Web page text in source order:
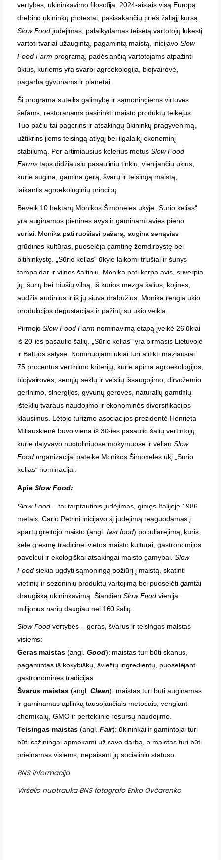
vertybės, ūkininkavimo filosofija. 2024-aisiais visą Europą
drebino ūkininkų protestai, pasisakančių prieš žaliąjį kursą.
Slow Foodjudėjimas, palaikydamas teisėtą vartotojų lūkestį
vartoti tvariai užaugintą, pagamintą maistą, inicijavo Slow
Food Farm programą, padėsiančią vartotojams atpažinti
ūkius, kuriems yra svarbi agroekologija, bioįvairovė,
pagarba gyvūnams ir planetai.
Ši programa suteiks galimybę ir sąmoningiems virtuvės
šefams, restoranams pasirinkti maisto produktų teikėjus.
Tuo pačiu tai pagerins ir atsakingų ūkininkų pragyvenimą,
užtikrins jiems teisingą atlygį bei ilgalaikį ekonominį
stabilumą. Per artimiausius kelerius metus Slow Food
Farmstaps didžiausiu pasauliniu tinklu, vienijančiu ūkius,
kurie augina, gamina gerą, švarų ir teisingą maistą,
laikantis agroekologinių principų.
Beveik 10 hektarų Monikos Šimonėlės ūkyje „Sūrio kelias“
yra auginamos pieninės avys ir gaminami avies pieno
sūriai. Monika pati ruošiasi pašarą, augina senąsias
grūdines kultūras, puoselėja gamtinę žemdirbystę bei
bitininkystę. „Sūrio kelias“ ūkyje laikomi triušiai ir šunys
tampa dar ir vilnos šaltiniu. Monika pati kerpa avis, suverpia
jų, šunų bei triušių vilną, iš kurios mezga šalius, kojines,
audžia audinius ir iš jų siuva drabužius. Monika rengia ūkio
produkcijos degustacijas ir pažintį su ūkio veikla.
Pirmojo Slow Food Farm nominavimą etapą įveikė 26 ūkiai
iš 20-ies pasaulio šalių. „Sūrio kelias“ yra pirmasis Lietuvoje
ir Baltijos šalyse. Nominuojami ūkiai turi atitikti mažiausiai
75 procentus vertinimo kriterijų, kurie apima agroekologijos,
bioįvairovės, senųjų sėklų ir veislių išsaugojimo, dirvožemio
gerinimo, sinergijos, gyvūnų gerovės, natūralių gamtinių
išteklių tvaraus naudojimo ir ekonominės diversifikacijos
klausimus. Lėtojo turizmo asociacijos prezidentė Henrieta
Miliauskienė buvo viena iš 30-ies pasaulio šalių vertintojų,
kurie dalyvavo nuotoliniuose mokymuose ir vėliau Slow
Foodorganizacijai pateikė Monikos Šimonėlės ūkį „Sūrio
kelias“ nominacijai.
Apie Slow Food:
Slow Food– tai tarptautinis judėjimas, gimęs Italijoje 1986
metais. Carlo Petrini inicijavo šį judėjimą reaguodamas į
spartų greitojo maisto (angl. fast food) populiarėjimą, kuris
kėlė grėsmę tradicinei vietos maisto kultūrai, gastronomijos
paveldui ir ekologiškai atsakingai maisto gamybai. Slow
Foodsiekia ugdyti sąmoningą požiūrį į maistą, skatinti
vietinių ir sezoninių produktų vartojimą bei puoselėti gamtai
draugišką ūkininkavimą. Šiandien Slow Foodvienija
milijonus narių daugiau nei 160 šalių.
Slow Foodvertybės – geras, švarus ir teisingas maistas
visiems:
Geras maistas(angl. Good): maistas turi būti skanus,
pagamintas iš kokybiškų, šviežių ingredientų, puoselėjant
gastronomines tradicijas.
Švarus maistas (angl. Clean): maistas turi būti auginamas
ir gaminamas aplinką tausojančiais metodais, vengiant
chemikalų, GMO ir perteklinio resursų naudojimo.
Teisingas maistas (angl. Fair): ūkininkai ir gamintojai turi
būti sąžiningai apmokami už savo darbą, o maistas turi būti
prieinamas visiems, nepaisant jų socialinio statuso.
BNS informacija
Viršelio nuotrauka BNS fotografo Eriko Ovčarenko